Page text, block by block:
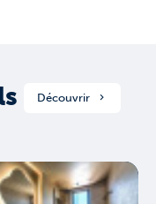
Découvrir